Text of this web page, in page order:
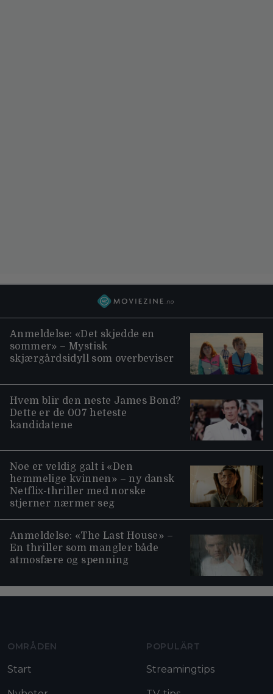
Anmeldelse: «Det skjedde en
sommer» – Mystisk
skjærgårdsidyll som overbeviser
Hvem blir den neste James Bond?
Dette er de 007 heteste
kandidatene
Noe er veldig galt i «Den
hemmelige kvinnen» – ny dansk
Netflix-thriller med norske
stjerner nærmer seg
Anmeldelse: «The Last House» –
En thriller som mangler både
atmosfære og spenning
OMRÅDEN
Start
POPULÄRT
Streamingtips